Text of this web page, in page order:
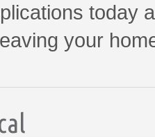
today
your